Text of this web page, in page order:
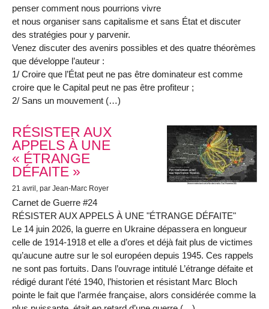
penser comment nous pourrions vivre
et nous organiser sans capitalisme et sans État et discuter
des stratégies pour y parvenir.
Venez discuter des avenirs possibles et des quatre théorèmes
que développe l’auteur :
1/ Croire que l’État peut ne pas être dominateur est comme
croire que le Capital peut ne pas être profiteur ;
2/ Sans un mouvement (…)
RÉSISTER AUX
APPELS À UNE
« ÉTRANGE
DÉFAITE »
21 avril , par Jean-Marc Royer
Carnet de Guerre #24
RÉSISTER AUX APPELS À UNE "ÉTRANGE DÉFAITE"
Le 14 juin 2026, la guerre en Ukraine dépassera en longueur
celle de 1914-1918 et elle a d’ores et déjà fait plus de victimes
qu’aucune autre sur le sol européen depuis 1945. Ces rappels
ne sont pas fortuits. Dans l’ouvrage intitulé L’étrange défaite et
rédigé durant l’été 1940, l’historien et résistant Marc Bloch
pointe le fait que l’armée française, alors considérée comme la